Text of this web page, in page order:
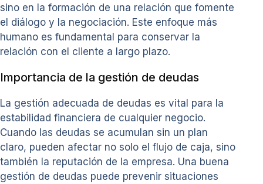
sino en la formación de una relación que fomente
el diálogo y la negociación. Este enfoque más
humano es fundamental para conservar la
relación con el cliente a largo plazo.
Importancia de la gestión de deudas
La gestión adecuada de deudas es vital para la
estabilidad financiera de cualquier negocio.
Cuando las deudas se acumulan sin un plan
claro, pueden afectar no solo el flujo de caja, sino
también la reputación de la empresa. Una buena
gestión de deudas puede prevenir situaciones